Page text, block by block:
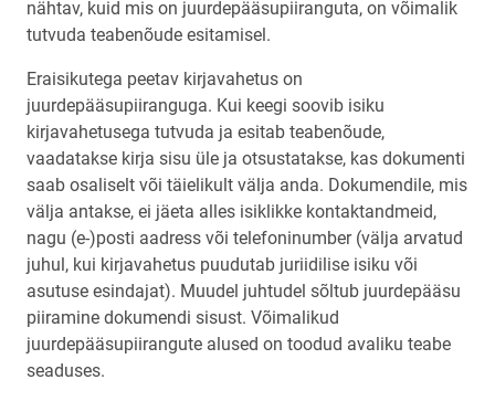
nähtav, kuid mis on juurdepääsupiiranguta, on võimalik
tutvuda teabenõude esitamisel.
Eraisikutega peetav kirjavahetus on
juurdepääsupiiranguga. Kui keegi soovib isiku
kirjavahetusega tutvuda ja esitab teabenõude,
vaadatakse kirja sisu üle ja otsustatakse, kas dokumenti
saab osaliselt või täielikult välja anda. Dokumendile, mis
välja antakse, ei jäeta alles isiklikke kontaktandmeid,
nagu (e-)posti aadress või telefoninumber (välja arvatud
juhul, kui kirjavahetus puudutab juriidilise isiku või
asutuse esindajat). Muudel juhtudel sõltub juurdepääsu
piiramine dokumendi sisust. Võimalikud
juurdepääsupiirangute alused on toodud avaliku teabe
seaduses.